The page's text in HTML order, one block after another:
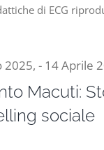
di ECG
Macuti:
sociale
2025, - 14 Aprile